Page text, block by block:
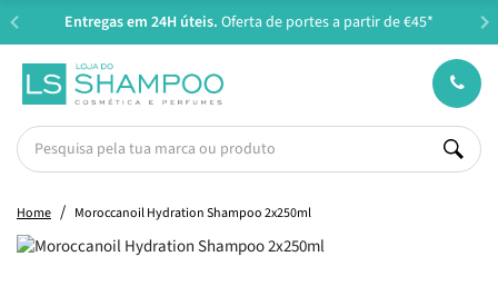
Entregas em 24H úteis. Oferta de portes a partir de €45*
Home Moroccanoil Hydration Shampoo 2x250ml